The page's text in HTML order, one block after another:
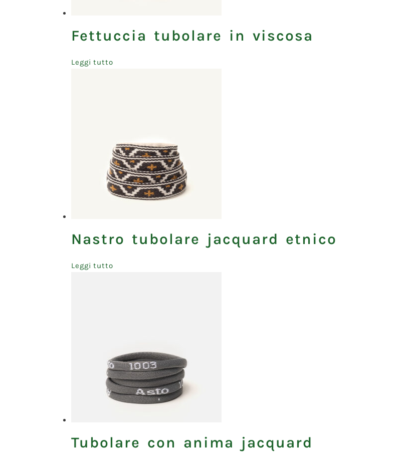
Fettuccia tubolare in viscosa
Leggi tutto
Nastro tubolare jacquard etnico
Leggi tutto
Tubolare con anima jacquard